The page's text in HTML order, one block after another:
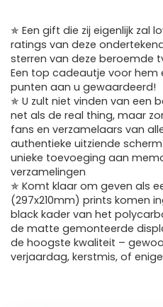
✯ Een gift die zij eigenlijk zal
ratings van deze
sterren van deze beroemde
Een top cadeautje voor
punten aan u gewaardeerd!
✯ U zult niet vinden van een
net als de real thing, maar
fans en verzamelaars van
authentieke uitziende
unieke toevoeging aan
verzamelingen
✯ Komt klaar om geven als
(297x210mm) prints komen
black kader van het
de matte gemonteerde
de hoogste kwaliteit –
verjaardag, kerstmis, of